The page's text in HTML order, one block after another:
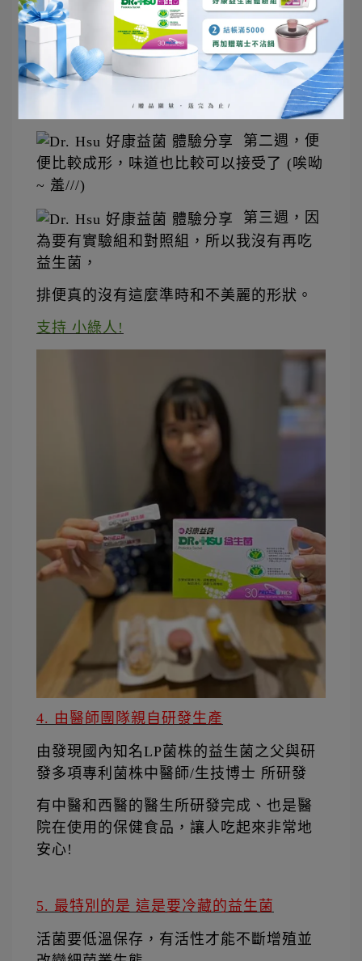
從第一天的實驗開始，寶妮每天早晨一起
床，就帶著開心的心情去找馬桶報到了。
第一週，排
便的型態不是很好，我想，特別的P菌 + B
菌在幫我整頓我的腸胃吧!
第二週，便
便比較成形，味道也比較可以接受了 (唉呦
~ 羞///)
第三週，因
為要有實驗組和對照組，所以我沒有再吃
益生菌，
排便真的沒有這麼準時和不美麗的形狀。
支持 小綠人!
4. 由醫師團隊親自研發生產
由發現國內知名LP菌株的益生菌之父與研
發多項專利菌株中醫師/生技博士 所研發
有中醫和西醫的醫生所研發完成、也是醫
院在使用的保健食品，讓人吃起來非常地
安心!
5. 最特別的是 這是要冷藏的益生菌
活菌要低溫保存，有活性才能不斷增殖並